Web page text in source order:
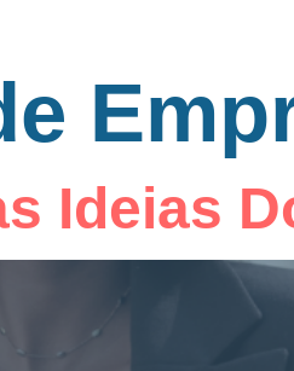
Ideias